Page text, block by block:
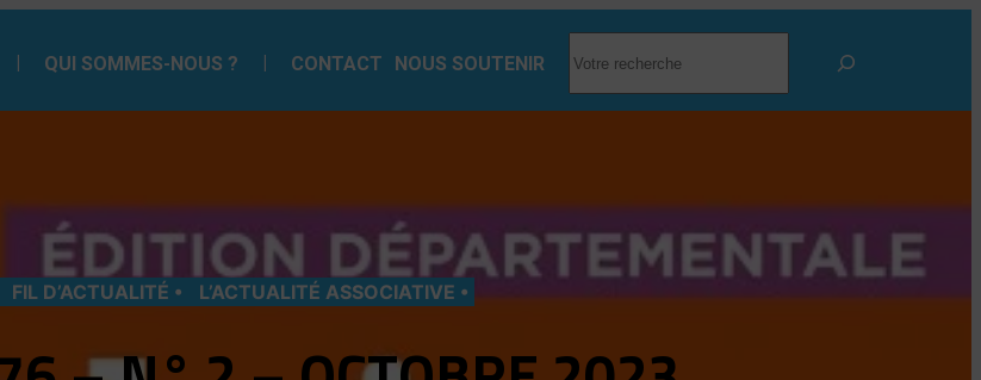
QUI SOMMES-NOUS ? CONTACT NOUS SOUTENIR
FIL D’ACTUALITÉ L’ACTUALITÉ ASSOCIATIVE